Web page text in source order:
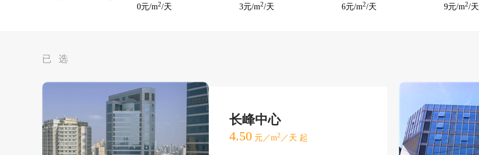
0元/m2/天 3元/m2/天 6元/m2/天 9元/m2/天
已 选
长峰中心
4.50 元／m2 ／天 起